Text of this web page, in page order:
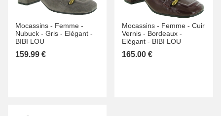
Mocassins - Femme -
Nubuck - Gris - Elégant -
BIBI LOU
159.99 €
Mocassins - Femme - Cuir
Vernis - Bordeaux -
Elégant - BIBI LOU
165.00 €